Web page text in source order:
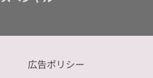
広告ポリシー